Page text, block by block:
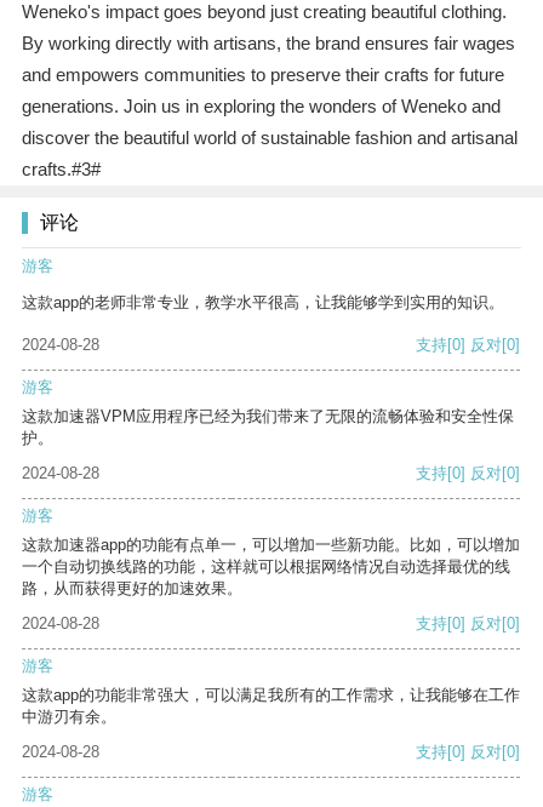
Weneko's impact goes beyond just creating beautiful clothing.
By working directly with artisans, the brand ensures fair wages
and empowers communities to preserve their crafts for future
generations. Join us in exploring the wonders of Weneko and
discover the beautiful world of sustainable fashion and artisanal
crafts.#3#
评论
游客
这款app的老师非常专业，教学水平很高，让我能够学到实用的知识。
2024-08-28 支持[0] 反对[0]
游客
这款加速器VPM应用程序已经为我们带来了无限的流畅体验和安全性保
护。
2024-08-28
支持[0] 反对[0]
游客
这款加速器app的功能有点单一，可以增加一些新功能。比如，可以增加
一个自动切换线路的功能，这样就可以根据网络情况自动选择最优的线
路，从而获得更好的加速效果。
2024-08-28
支持[0] 反对[0]
游客
这款app的功能非常强大，可以满足我所有的工作需求，让我能够在工作
中游刃有余。
2024-08-28
支持[0] 反对[0]
游客